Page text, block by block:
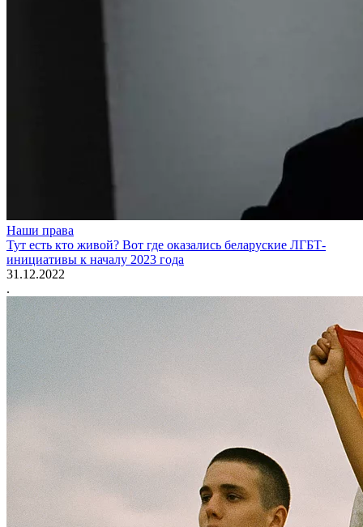
Наши права
Тут есть кто живой? Вот где оказались беларуские ЛГБТ-
инициативы к началу 2023 года
31.12.2022
.